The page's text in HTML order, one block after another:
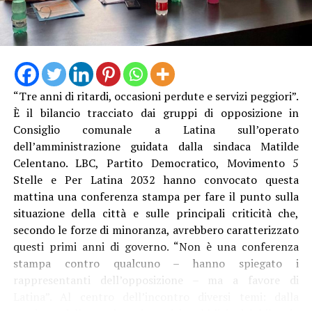
Un altro elemento evidenziato dalla minoranza riguarda
gli atti relativi alla consegna e al collaudo. Il 24 luglio,
alla vigilia della riapertura, sarebbe stato sottoscritto il
verbale di consegna anticipata nel quale le opere
vengono indicate come prive di difetti e vizi palesi. Nella
stessa giornata è stato redatto anche un verbale di
collaudo parziale.
Durante la commissione, secondo quanto riferito dai
consiglieri, il collaudatore avrebbe chiarito che
quest’ultimo documento era finalizzato alla riapertura
in sicurezza del parco, mentre il collaudo definitivo
“Tre anni di ritardi, occasioni perdute e servizi peggiori”.
È il bilancio tracciato dai gruppi di opposizione in
Consiglio comunale a Latina sull’operato
dell’amministrazione guidata dalla sindaca Matilde
Celentano. LBC, Partito Democratico, Movimento 5
Stelle e Per Latina 2032 hanno convocato questa
mattina una conferenza stampa per fare il punto sulla
situazione della città e sulle principali criticità che,
secondo le forze di minoranza, avrebbero caratterizzato
questi primi anni di governo. “Non è una conferenza
stampa contro qualcuno – hanno spiegato i
rappresentanti dell’opposizione – ma a favore di